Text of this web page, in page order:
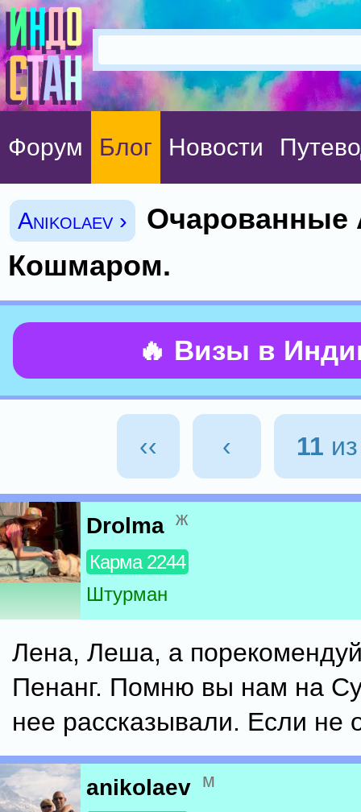
Форум Блог Новости
Anikolaev ›
Очарованные
Кошмаром.
🔥 Визы в
‹‹ ‹ 11
Drolma ж
Карма 2244
Штурман
Лена, Леша, а
Пенанг. Помню вы нам на
нее рассказывали. Если не
anikolaev м